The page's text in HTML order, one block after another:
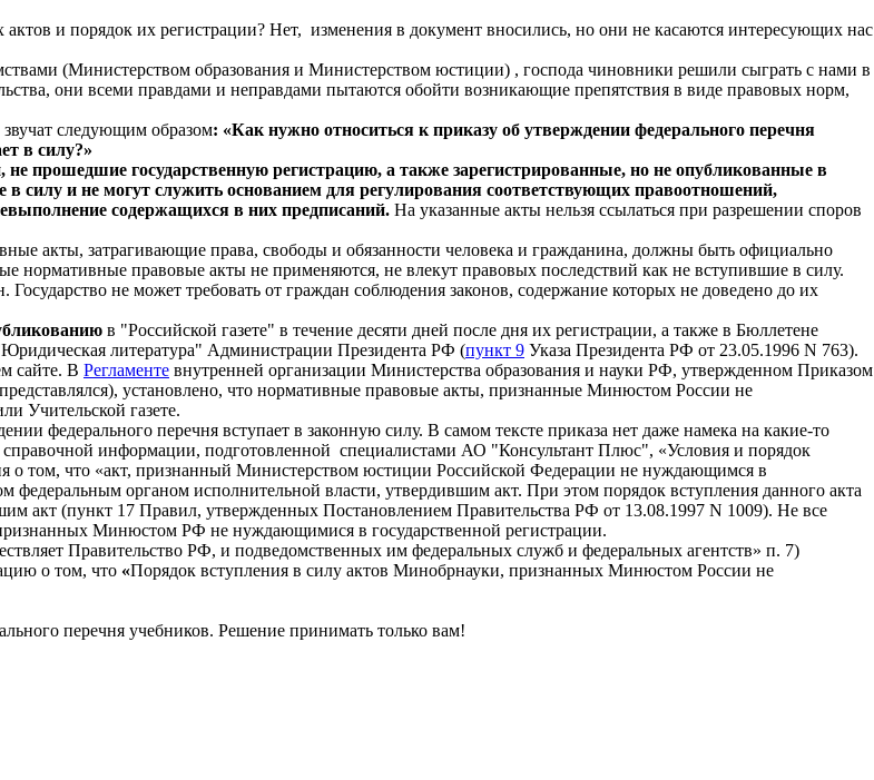
и порядок их регистрации? Нет, изменения в документ вносились, но они не касаются интересующих нас
(Министерством образования и Министерством юстиции) , господа чиновники решили сыграть с нами в
они всеми правдами и неправдами пытаются обойти возникающие препятствия в виде правовых норм,
следующим образом: «Как нужно относиться к приказу об утверждении федерального перечня
в силу?»
прошедшие государственную регистрацию, а также зарегистрированные, но не опубликованные в
силу и не могут служить основанием для регулирования соответствующих правоотношений,
содержащихся в них предписаний. На указанные акты нельзя ссылаться при разрешении споров
акты, затрагивающие права, свободы и обязанности человека и гражданина, должны быть официально
нормативные правовые акты не применяются, не влекут правовых последствий как не вступившие в силу.
не может требовать от граждан соблюдения законов, содержание которых не доведено до их
в "Российской газете" в течение десяти дней после дня их регистрации, а также в Бюллетене
литература" Администрации Президента РФ (пункт 9 Указа Президента РФ от 23.05.1996 N 763).
сайте. В Регламенте внутренней организации Министерства образования и науки РФ, утвержденном Приказом
установлено, что нормативные правовые акты, признанные Минюстом России не
Учительской газете.
федерального перечня вступает в законную силу. В самом тексте приказа нет даже намека на какие-то
информации, подготовленной специалистами АО "Консультант Плюс", «Условия и порядок
о том, что «акт, признанный Министерством юстиции Российской Федерации не нуждающимся в
федеральным органом исполнительной власти, утвердившим акт. При этом порядок вступления данного акта
акт (пункт 17 Правил, утвержденных Постановлением Правительства РФ от 13.08.1997 N 1009). Не все
Минюстом РФ не нуждающимися в государственной регистрации.
Правительство РФ, и подведомственных им федеральных служб и федеральных агентств» п. 7)
о том, что «Порядок вступления в силу актов Минобрнауки, признанных Минюстом России не
перечня учебников. Решение принимать только вам!